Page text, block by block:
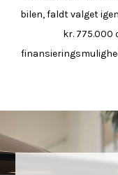
bilen, faldt valget
kr. 775.000